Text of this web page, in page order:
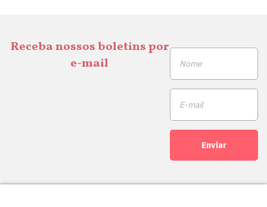
Receba nossos boletins por
e-mail
Enviar